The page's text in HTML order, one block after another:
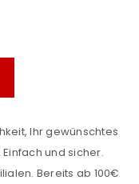
Ihr gewünschtes
und sicher.
Bereits ab 100€